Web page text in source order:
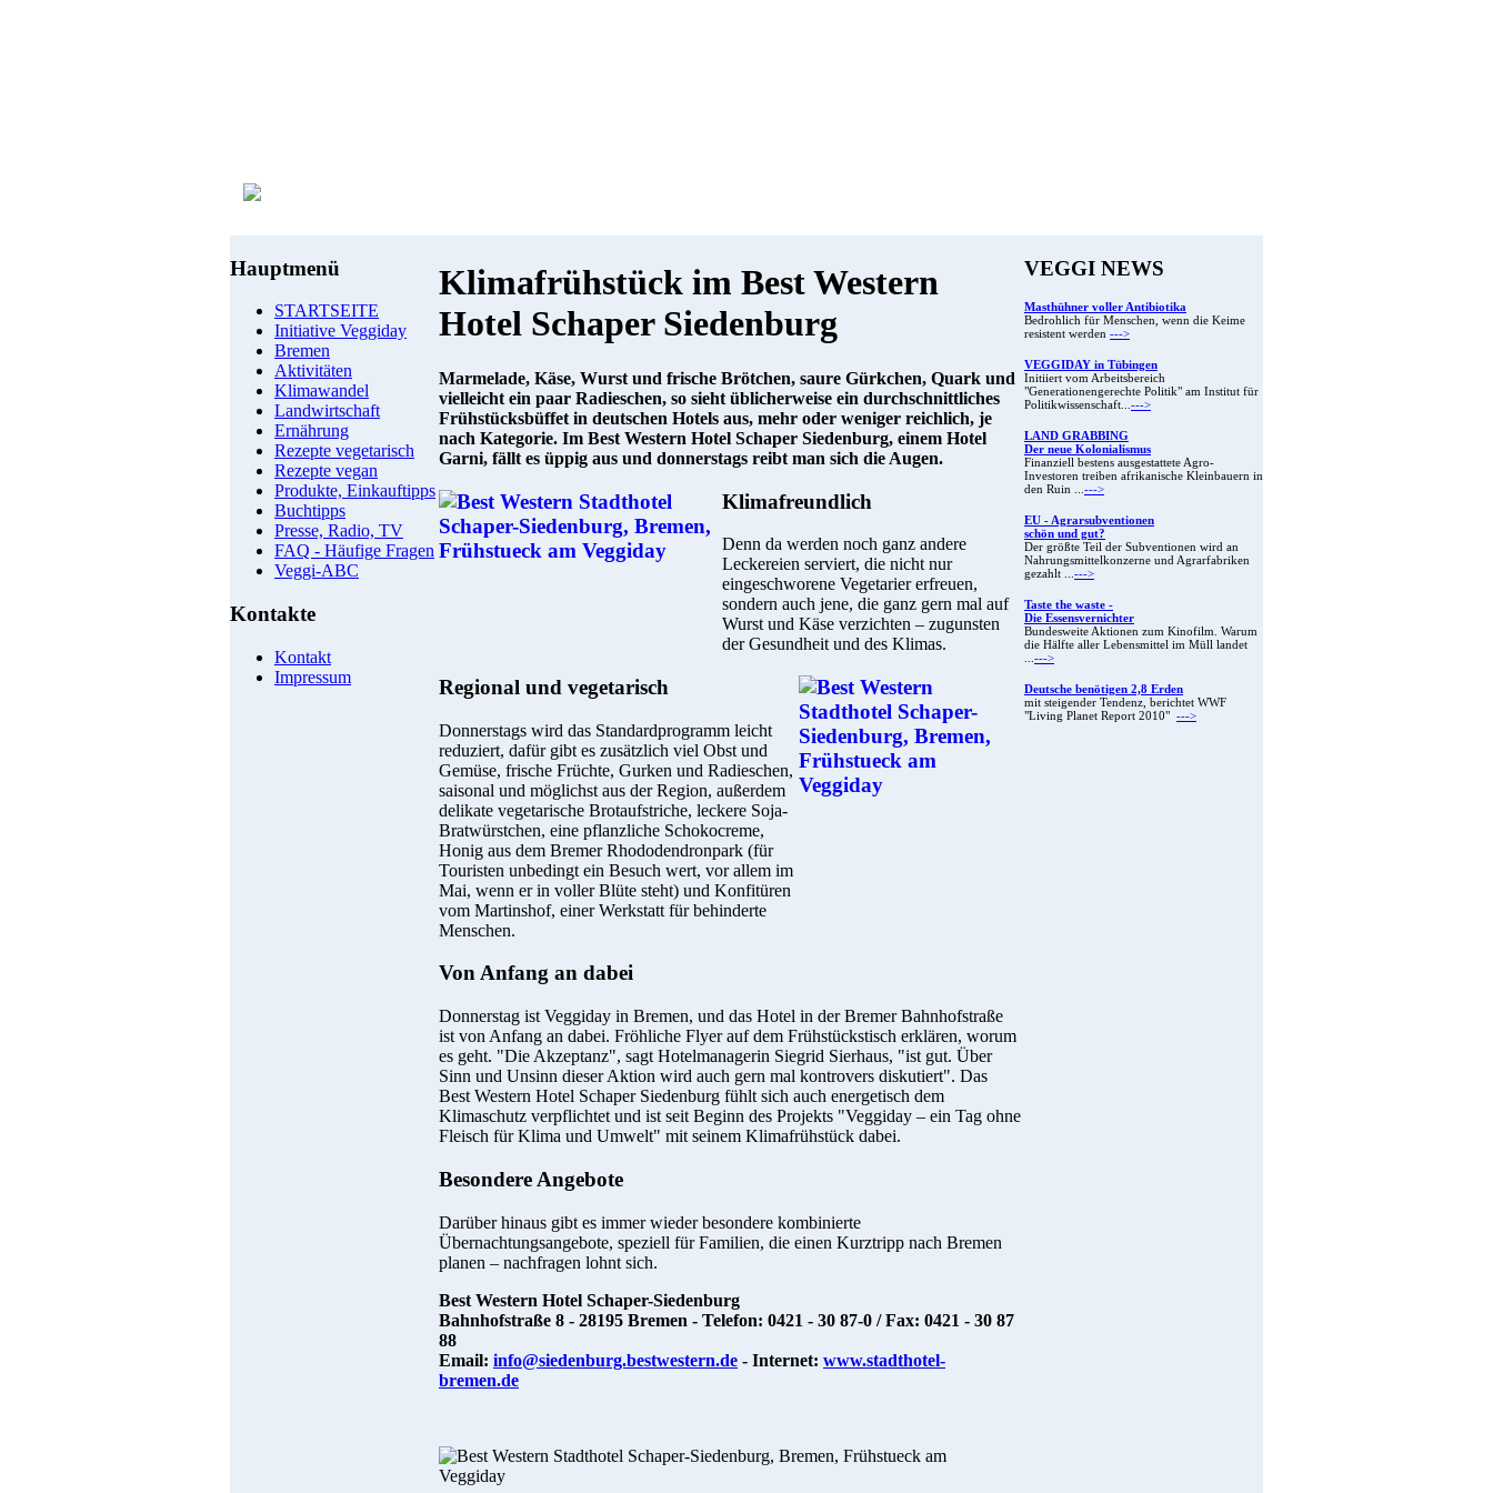
Hauptmenü
STARTSEITE
Initiative Veggiday
Bremen
Aktivitäten
Klimawandel
Landwirtschaft
Ernährung
Rezepte vegetarisch
Rezepte vegan
Produkte, Einkauftipps
Buchtipps
Presse, Radio, TV
FAQ - Häufige Fragen
Veggi-ABC
Kontakte
Kontakt
Impressum
Klimafrühstück im Best Western
Hotel Schaper Siedenburg
Marmelade, Käse, Wurst und frische Brötchen, saure Gürkchen, Quark und
vielleicht ein paar Radieschen, so sieht üblicherweise ein durchschnittliches
Frühstücksbüffet in deutschen Hotels aus, mehr oder weniger reichlich, je
nach Kategorie. Im Best Western Hotel Schaper Siedenburg, einem Hotel
Garni, fällt es üppig aus und donnerstags reibt man sich die Augen.
Klimafreundlich
Denn da werden noch ganz andere
Leckereien serviert, die nicht nur
eingeschworene Vegetarier erfreuen,
sondern auch jene, die ganz gern mal auf
Wurst und Käse verzichten – zugunsten
der Gesundheit und des Klimas.
Regional und vegetarisch
Donnerstags wird das Standardprogramm leicht
reduziert, dafür gibt es zusätzlich viel Obst und
Gemüse, frische Früchte, Gurken und Radieschen,
saisonal und möglichst aus der Region, außerdem
delikate vegetarische Brotaufstriche, leckere Soja-
Bratwürstchen, eine pflanzliche Schokocreme,
Honig aus dem Bremer Rhododendronpark (für
Touristen unbedingt ein Besuch wert, vor allem im
Mai, wenn er in voller Blüte steht) und Konfitüren
vom Martinshof, einer Werkstatt für behinderte
Menschen.
Von Anfang an dabei
Donnerstag ist Veggiday in Bremen, und das Hotel in der Bremer Bahnhofstraße
ist von Anfang an dabei. Fröhliche Flyer auf dem Frühstückstisch erklären, worum
es geht. "Die Akzeptanz", sagt Hotelmanagerin Siegrid Sierhaus, "ist gut. Über
Sinn und Unsinn dieser Aktion wird auch gern mal kontrovers diskutiert". Das
Best Western Hotel Schaper Siedenburg fühlt sich auch energetisch dem
Klimaschutz verpflichtet und ist seit Beginn des Projekts "Veggiday – ein Tag ohne
Fleisch für Klima und Umwelt" mit seinem Klimafrühstück dabei.
Besondere Angebote
Darüber hinaus gibt es immer wieder besondere kombinierte
Übernachtungsangebote, speziell für Familien, die einen Kurztripp nach Bremen
planen – nachfragen lohnt sich.
Best Western Hotel Schaper-Siedenburg
Bahnhofstraße 8 - 28195 Bremen - Telefon: 0421 - 30 87-0 / Fax: 0421 - 30 87
88
Email: info@siedenburg.bestwestern.de - Internet: www.stadthotel-
bremen.de
VEGGI NEWS
Masthühner voller Antibiotika
Bedrohlich für Menschen, wenn die Keime
resistent werden --->
VEGGIDAY in Tübingen
Initiiert vom Arbeitsbereich
"Generationengerechte Politik" am Institut für
Politikwissenschaft...--->
LAND GRABBING
Der neue Kolonialismus
Finanziell bestens ausgestattete Agro-
Investoren treiben afrikanische Kleinbauern in
den Ruin ...--->
EU - Agrarsubventionen
schön und gut?
Der größte Teil der Subventionen wird an
Nahrungsmittelkonzerne und Agrarfabriken
gezahlt ...--->
Taste the waste -
Die Essensvernichter
Bundesweite Aktionen zum Kinofilm. Warum
die Hälfte aller Lebensmittel im Müll landet
...--->
Deutsche benötigen 2,8 Erden
mit steigender Tendenz, berichtet WWF
"Living Planet Report 2010" --->